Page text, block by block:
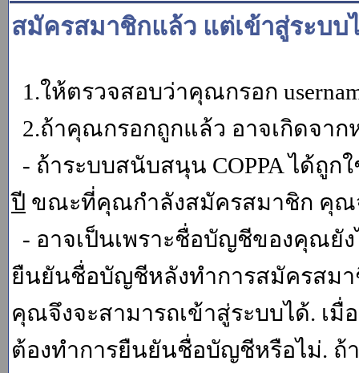
สมัครสมาชิกแล้ว แต่เข้าสู่ระบบ
1.ให้ตรวจสอบว่าคุณกรอก
2.ถ้าคุณกรอกถูกแล้ว อาจเกิดจาก
- ถ้าระบบสนับสนุน COPPA ได้ถู
ปี ขณะที่คุณกำลังสมัครสมาชิก คุ
- อาจเป็นเพราะชื่อบัญชีของคุณยั
ยืนยันชื่อบัญชีหลังทำการสมัครสมา
คุณจึงจะสามารถเข้าสู่ระบบได้. เ
ต้องทำการยืนยันชื่อบัญชีหรือไม่.